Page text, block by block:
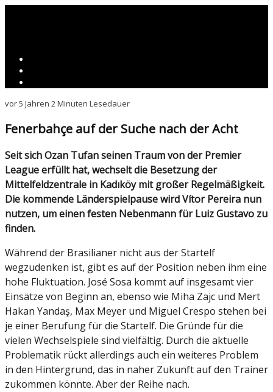
vor 5 Jahren 2 Minuten Lesedauer
Fenerbahçe auf der Suche nach der Acht
Seit sich Ozan Tufan seinen Traum von der Premier
League erfüllt hat, wechselt die Besetzung der
Mittelfeldzentrale in Kadıköy mit großer Regelmäßigkeit.
Die kommende Länderspielpause wird Vítor Pereira nun
nutzen, um einen festen Nebenmann für Luiz Gustavo zu
finden.
Während der Brasilianer nicht aus der Startelf
wegzudenken ist, gibt es auf der Position neben ihm eine
hohe Fluktuation. José Sosa kommt auf insgesamt vier
Einsätze von Beginn an, ebenso wie Miha Zajc und Mert
Hakan Yandaş, Max Meyer und Miguel Crespo stehen bei
je einer Berufung für die Startelf. Die Gründe für die
vielen Wechselspiele sind vielfältig. Durch die aktuelle
Problematik rückt allerdings auch ein weiteres Problem
in den Hintergrund, das in naher Zukunft auf den Trainer
zukommen könnte. Aber der Reihe nach.